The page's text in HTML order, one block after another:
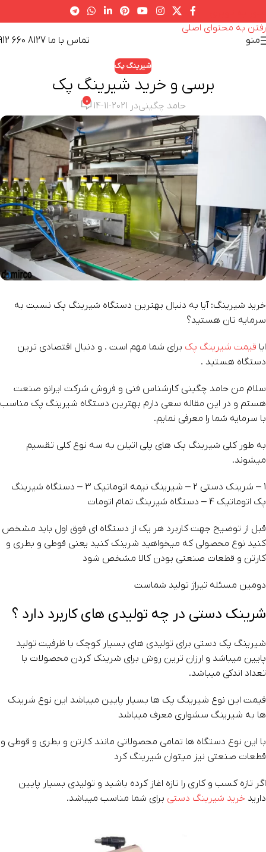
رفتن به محتوای اصلی
منو
تماس با ما 8127 660 0912
شیرینگ پک
برسی و خرید شیرینگ پک
حامد چگینیدر 2021-11-14 0
خرید شیرینگ: آیا به دنبال بهترین دستگاه شیرینگ پک نسبت به
سرمایه تان هستید؟
ایا قیمت شیرینگ پک برای شما مهم است . و دنبال اقتصادی ترین
دستگاه هستید .
سلام من حامد چگینی کارشناس فنی و فروش شرکت ایرانو صنعت
هستم و در این مقاله سعی دارم بهترین دستگاه شیرینگ پک مناسب
با سرمایه شما را معرفی نمایم.
به طور کلی شیرینگ پک های پلی اتیلن به سه نوع کلی تقسیم
میشوند.
1 – شرینک دستی 2 – شیرینگ نیمه اتوماتیک 3 – دستگاه شیرینگ
پک اتوماتیک 4 – دستگاه شیرینگ تمام اتومات
قبل از توضیح جهت کاربرد هر یک از دستگاه ای فوق اول باید مشخص
کنید نوع محصولی که میخواهید شرینک کنید یعنی قوطی و بطری و
کارتن و قطعات صنعتی بودن کالا مشخص شود
دومین مسئله تیراژ تولید شماست
شرینک دستی در چه تولیدی های کاربرد دارد ؟
شیرینگ پک دستی برای تولیدی های بسیار کوچک با ظرفیت تولید
پایین میباشد و ارزان ترین روش برای شرینک کردن محصولات با
تعداد اندکی میباشد.
قیمت این نوع شیرینگ پک ها بسیار پایین میباشد این نوع شرینک
ها به شیرینگ سشواری معرف میباشد
با این نوع دستگاه ها تمامی محصولاتی مانند کارتن و بطری و قوطی و
قطعات صنعتی نیز میتوان شیرینگ کرد
اگر تازه کسب و کاری را تازه اغاز کرده باشید و تولیدی بسیار پایین
دارید خرید شیرینگ دستی برای شما مناسب میباشد.